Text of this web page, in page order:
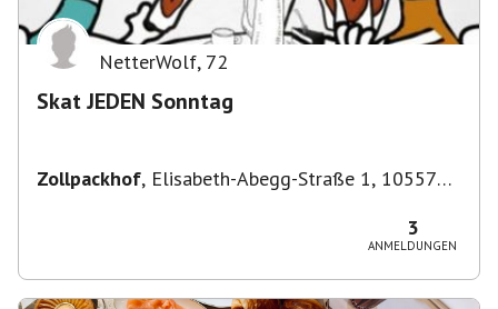
NetterWolf, 72
Skat JEDEN Sonntag
Zollpackhof, Elisabeth-Abegg-Straße 1, 10557
3
ANMELDUNGEN